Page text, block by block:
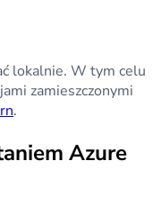
lokalnie. W tym celu
zamieszczonymi
.
Azure